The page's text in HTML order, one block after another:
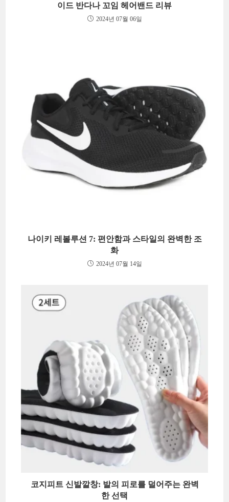
이드 반다나 꼬임 헤어밴드 리뷰
2024년 07월 06일
나이키 레볼루션 7: 편안함과 스타일의 완벽한 조
화
2024년 07월 14일
코지피트 신발깔창: 발의 피로를 덜어주는 완벽
한 선택